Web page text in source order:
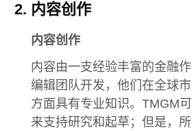
内容创作
内容创作
内容由一支经验丰富的金融
编辑团队开发，他们在全球
方面具有专业知识。TMGM
来支持研究和起草；但是，